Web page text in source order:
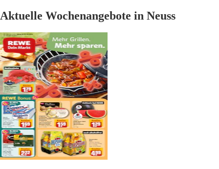
Aktuelle Wochenangebote in Neuss